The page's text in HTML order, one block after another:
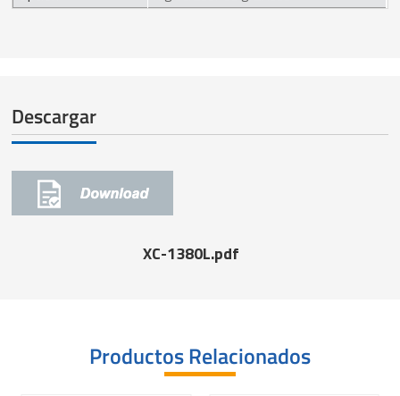
Descargar
XC-1380L.pdf
Productos Relacionados